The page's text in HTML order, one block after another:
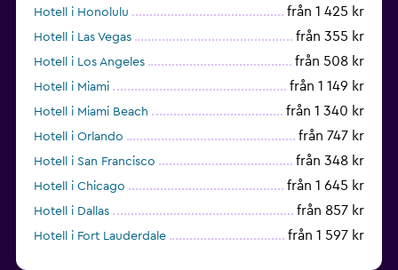
Hotell i Honolulu från 1 425 kr
Hotell i Las Vegas från 355 kr
Hotell i Los Angeles från 508 kr
Hotell i Miami från 1 149 kr
Hotell i Miami Beach från 1 340 kr
Hotell i Orlando från 747 kr
Hotell i San Francisco från 348 kr
Hotell i Chicago från 1 645 kr
Hotell i Dallas från 857 kr
Hotell i Fort Lauderdale från 1 597 kr